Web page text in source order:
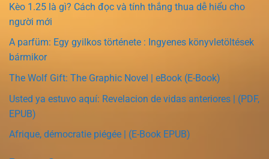
Kèo 1.25 là gì? Cách đọc và tính thắng thua dễ hiểu cho
người mới
A parfüm: Egy gyilkos története : Ingyenes könyvletöltések
bármikor
The Wolf Gift: The Graphic Novel | eBook (E-Book)
Usted ya estuvo aquí: Revelacion de vidas anteriores | (PDF,
EPUB)
Afrique, démocratie piégée | (E-Book EPUB)